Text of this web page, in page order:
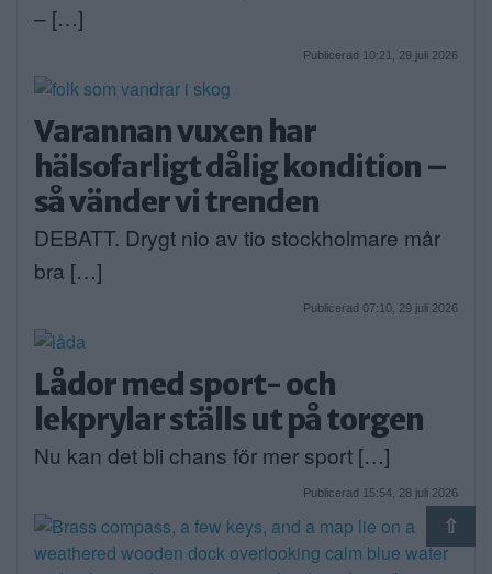
– […]
Publicerad 10:21, 29 juli 2026
Varannan vuxen har
hälsofarligt dålig kondition –
så vänder vi trenden
DEBATT. Drygt nio av tio stockholmare mår
bra […]
Publicerad 07:10, 29 juli 2026
Lådor med sport- och
lekprylar ställs ut på torgen
Nu kan det bli chans för mer sport […]
Publicerad 15:54, 28 juli 2026
⇧